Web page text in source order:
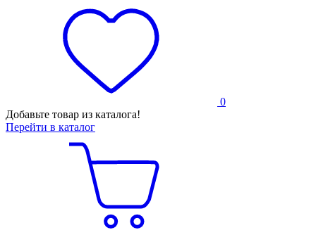
0
Добавьте товар из каталога!
Перейти в каталог